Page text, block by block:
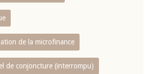
de la microfinance
de conjoncture (interrompu)